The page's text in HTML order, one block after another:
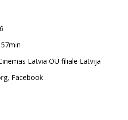
Latvia OU filiāle Latvijā
, Facebook